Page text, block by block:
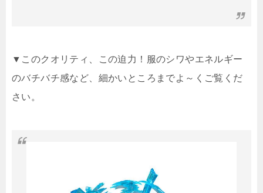
▼このクオリティ、この迫力！服のシワやエネルギー
のバチバチ感など、細かいところまでよ～くご覧くだ
さい。